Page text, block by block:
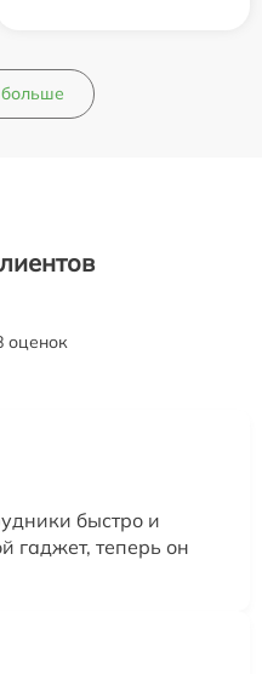
оценок
быстро и
гаджет, теперь он